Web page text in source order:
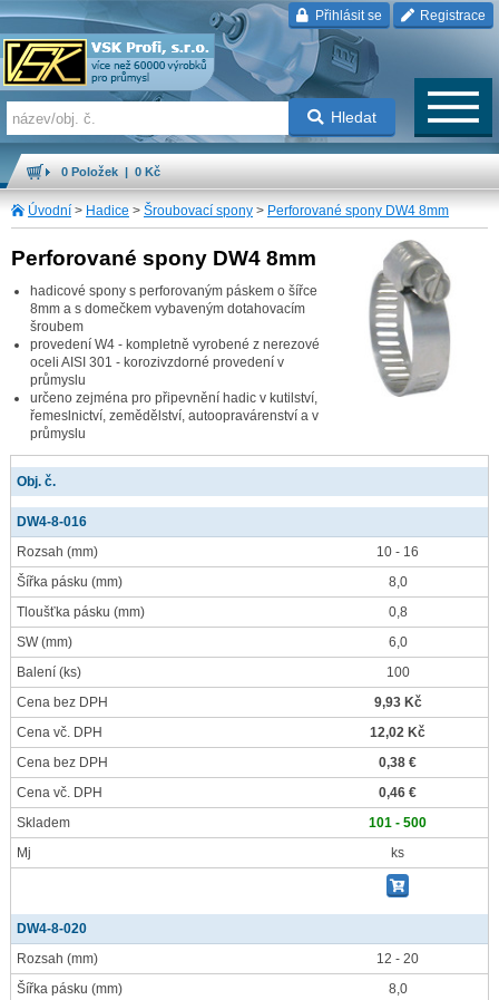
Přihlásit se Registrace
Hledat
0 Položek | 0 Kč
Úvodní > Hadice > Šroubovací spony > Perforované spony DW4 8mm
Perforované spony DW4 8mm
hadicové spony s perforovaným páskem o šířce
8mm a s domečkem vybaveným dotahovacím
šroubem
provedení W4 - kompletně vyrobené z nerezové
oceli AISI 301 - korozivzdorné provedení v
průmyslu
určeno zejména pro připevnění hadic v kutilství,
řemeslnictví, zemědělství, autoopravárenství a v
průmyslu
Obj. č.
DW4-8-016
Rozsah (mm)
10 - 16
Šířka pásku (mm)
8,0
Tloušťka pásku (mm)
0,8
SW(mm)
6,0
Balení (ks)
100
Cena bez DPH
9,93 Kč
Cena vč. DPH
12,02 Kč
Cena bez DPH
0,38 €
Cena vč. DPH
0,46 €
Skladem
101 - 500
Mj
ks
DW4-8-020
Rozsah (mm)
12 - 20
Šířka pásku (mm)
8,0